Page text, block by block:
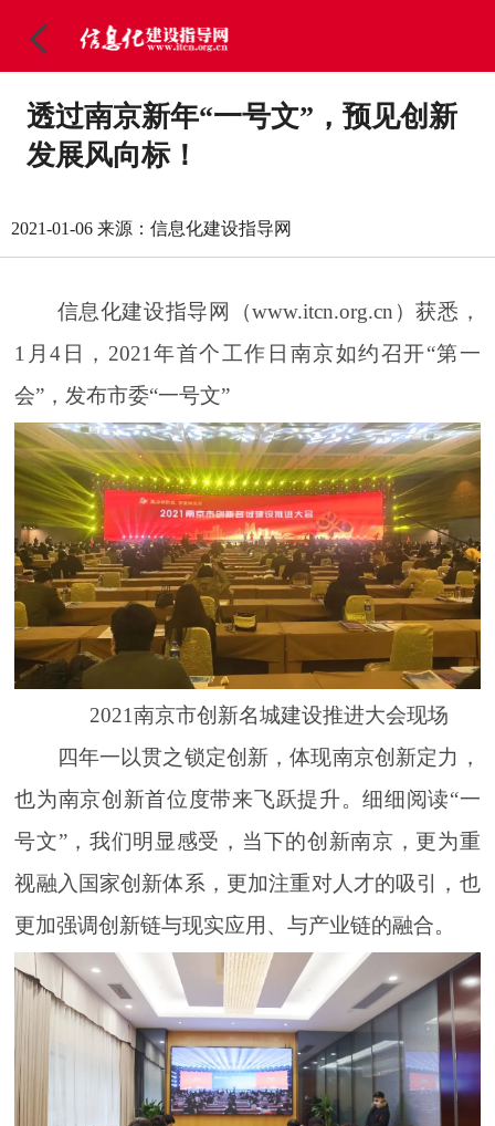
透过南京新年“一号文”，预见创新
发展风向标！
2021-01-06 来源：信息化建设指导网
信息化建设指导网（www.itcn.org.cn）获悉，
1月4日，2021年首个工作日南京如约召开“第一
会”，发布市委“一号文”
2021南京市创新名城建设推进大会现场
四年一以贯之锁定创新，体现南京创新定力，
也为南京创新首位度带来飞跃提升。细细阅读“一
号文”，我们明显感受，当下的创新南京，更为重
视融入国家创新体系，更加注重对人才的吸引，也
更加强调创新链与现实应用、与产业链的融合。